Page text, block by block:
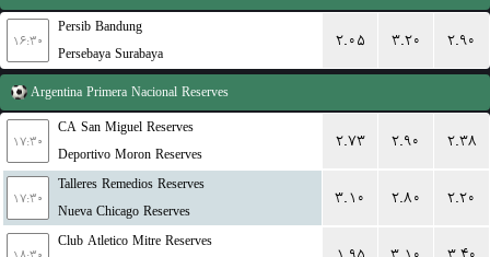
۱۶:۳۰
Persib Bandung
Persebaya Surabaya
۲.۰۵ ۳.۲۰ ۲.۹۰
Argentina Primera Nacional Reserves
۱۷:۳۰
CA San Miguel Reserves
Deportivo Moron Reserves
۲.۷۳ ۲.۹۰ ۲.۳۸
۱۷:۳۰
Talleres Remedios Reserves
Nueva Chicago Reserves
۳.۱۰ ۲.۸۰ ۲.۲۰
Club Atletico Mitre Reserves